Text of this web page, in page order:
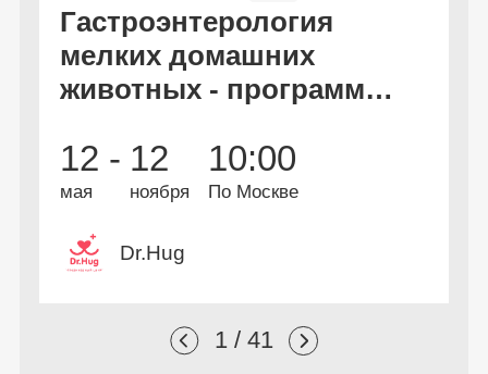
Онлайн и офлайн Бесплатно
Гастроэнтерология
мелких домашних
животных - программа
профессиональной
переподготовки
12 -
мая
12
ноября
10:00
По Москве
Dr.Hug
1 / 41